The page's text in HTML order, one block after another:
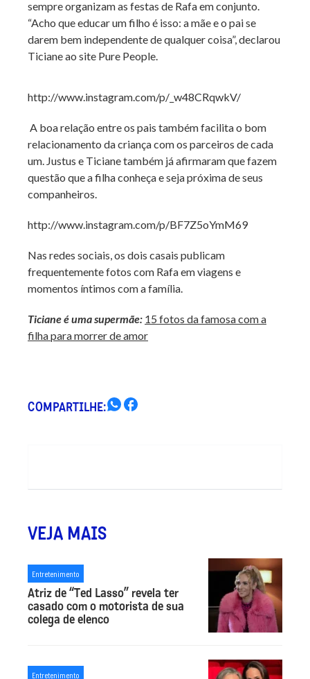
sempre organizam as festas de Rafa em conjunto.
“Acho que educar um filho é isso: a mãe e o pai se
darem bem independente de qualquer coisa”, declarou
Ticiane ao site Pure People.
http://www.instagram.com/p/_w48CRqwkV/
A boa relação entre os pais também facilita o bom
relacionamento da criança com os parceiros de cada
um. Justus e Ticiane também já afirmaram que fazem
questão que a filha conheça e seja próxima de seus
companheiros.
http://www.instagram.com/p/BF7Z5oYmM69
Nas redes sociais, os dois casais publicam
frequentemente fotos com Rafa em viagens e
momentos íntimos com a família.
Ticiane é uma supermãe: 15 fotos da famosa com a
filha para morrer de amor
COMPARTILHE:
VEJA MAIS
Entretenimento
Atriz de “Ted Lasso” revela ter
casado com o motorista de sua
colega de elenco
Entretenimento